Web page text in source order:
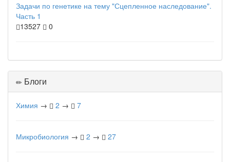
Задачи по генетике на тему "Сцепленное наследование".
Часть 1
13527
0
Блоги
Химия → 2 → 7
Микробиология → 2 → 27